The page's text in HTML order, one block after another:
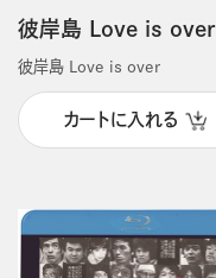
彼岸島 Love is over
彼岸島 Love is over
カートに入れる